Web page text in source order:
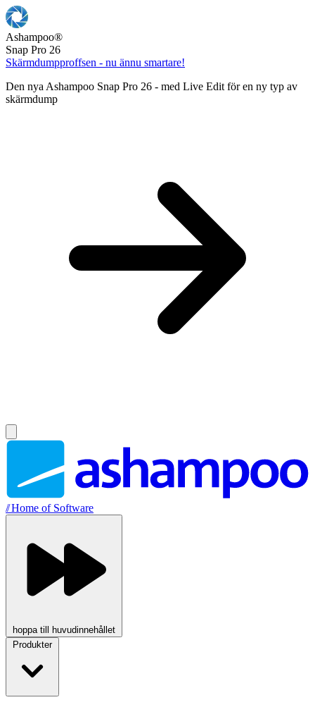
Ashampoo®
Snap Pro 26
Skärmdumpproffsen - nu ännu smartare!
Den nya Ashampoo Snap Pro 26 - med Live Edit för en ny typ av
skärmdump
//Home of Software
hoppa till huvudinnehållet
Produkter